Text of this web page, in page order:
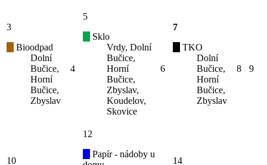
3
Bioodpad
Dolní
Bučice,
Horní
Bučice,
Zbyslav
4
5
Sklo
Vrdy, Dolní
Bučice,
Horní
Bučice,
Zbyslav,
Koudelov,
Skovice
6
7
TKO
Dolní
Bučice,
Horní
Bučice,
Zbyslav
8 9
10
12
Papír - nádoby u
14